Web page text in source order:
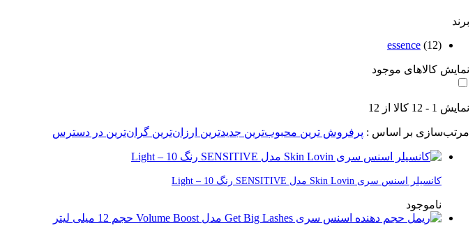
برند
essence (12)
نمایش کالاهای موجود
نمایش 1
-
12 کالا از 12
مرتب‌سازی بر اساس : پرفروش ترین محبوب‌ترین جدیدترین ارزان‌ترین گران‌ترین در دسترس
کانسیلر اسنس سری Skin Lovin مدل SENSITIVE رنگ 10 – Light
ناموجود